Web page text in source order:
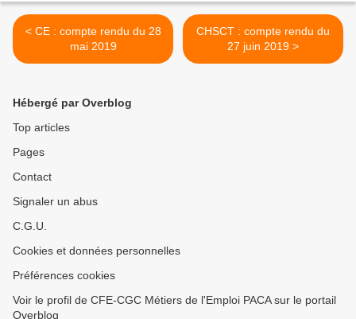
< CE : compte rendu du 28
mai 2019
CHSCT : compte rendu du
27 juin 2019 >
Hébergé par Overblog
Top articles
Pages
Contact
Signaler un abus
C.G.U.
Cookies et données personnelles
Préférences cookies
Voir le profil de CFE-CGC Métiers de l'Emploi PACA sur le portail
Overblog